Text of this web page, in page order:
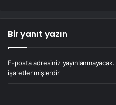
Bir yanıt yazın
E-posta adresiniz yayınlanmayacak.
işaretlenmişlerdir